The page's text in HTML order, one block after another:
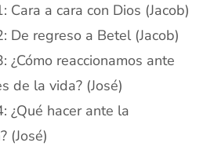
Cara a cara con Dios (Jacob)
De regreso a Betel (Jacob)
¿Cómo reaccionamos ante
de la vida? (José)
¿Qué hacer ante la
(José)